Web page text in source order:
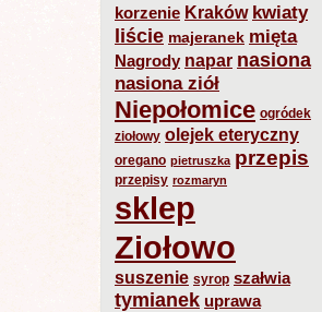
korzenie Kraków kwiaty
liście majeranek mięta
Nagrody napar nasiona
nasiona ziół
Niepołomice ogródek
ziołowy olejek eteryczny
oregano pietruszka przepis
przepisy rozmaryn
sklep
Ziołowo
suszenie syrop szałwia
tymianek uprawa